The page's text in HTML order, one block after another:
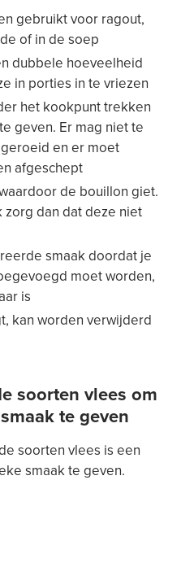
gebruikt voor ragout,
of in de soep
dubbele hoeveelheid
in porties in te vriezen
het kookpunt trekken
geven. Er mag niet te
en er moet
afgeschept
de bouillon giet.
dan dat deze niet
smaak doordat je
moet worden,
is
kan worden verwijderd
soorten vlees om
te geven
soorten vlees is een
smaak te geven.